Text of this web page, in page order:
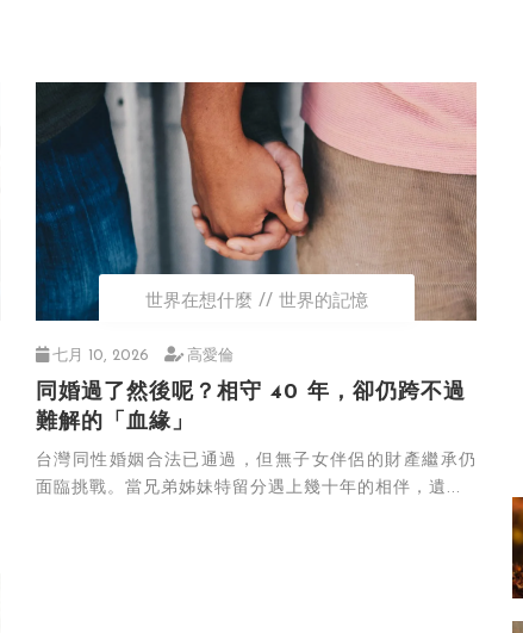
世界在想什麼 世界的記憶
七月 10, 2026 高愛倫
同婚過了然後呢？相守 40 年，卻仍跨不過
難解的「血緣」
台灣同性婚姻合法已通過，但無子女伴侶的財產繼承仍
面臨挑戰。當兄弟姊妹特留分遇上幾十年的相伴，遺...